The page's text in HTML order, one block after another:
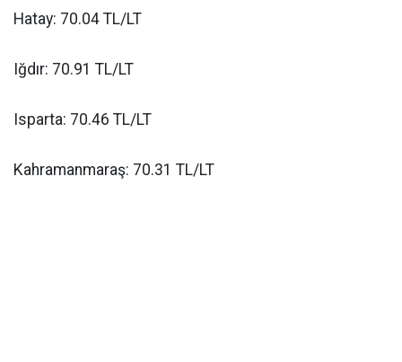
Hatay: 70.04 TL/LT
Iğdır: 70.91 TL/LT
Isparta: 70.46 TL/LT
Kahramanmaraş: 70.31 TL/LT